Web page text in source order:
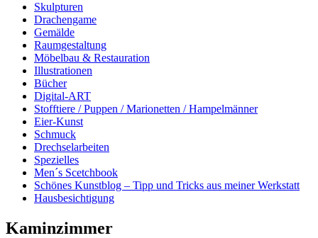
Skulpturen
Drachengame
Gemälde
Raumgestaltung
Möbelbau & Restauration
Illustrationen
Bücher
Digital-ART
Stofftiere / Puppen / Marionetten / Hampelmänner
Eier-Kunst
Schmuck
Drechselarbeiten
Spezielles
Men´s Scetchbook
Schönes Kunstblog – Tipp und Tricks aus meiner Werkstatt
Hausbesichtigung
Kaminzimmer